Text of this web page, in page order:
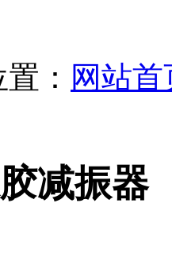
： 网站首
减振器